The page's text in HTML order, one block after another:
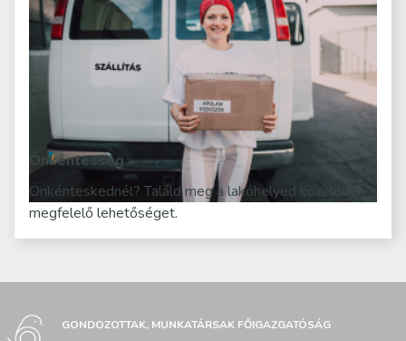
Önkéntesség
Önkénteskednél? Találd meg a lakóhelyed közelében a
megfelelő lehetőséget.
GONDOZOTTAK, MUNKATÁRSAK FŐIGAZGATÓSÁG